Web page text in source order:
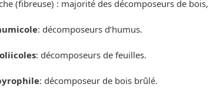
(fibreuse) : majorité des décomposeurs de
: décomposeurs d’humus.
: décomposeurs de feuilles.
: décomposeur de bois brûlé.